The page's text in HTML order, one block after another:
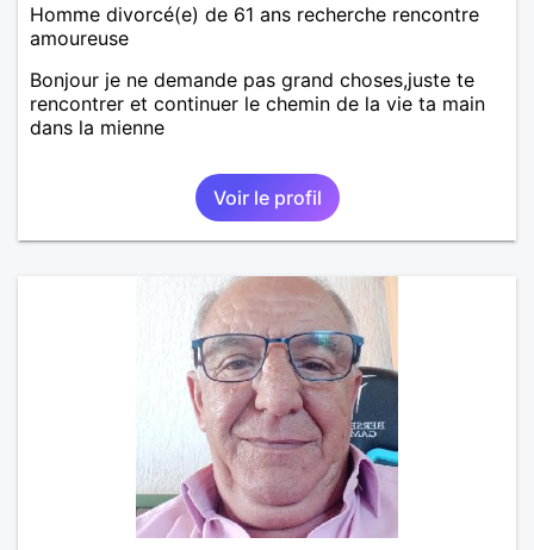
Homme divorcé(e) de 61 ans recherche rencontre
amoureuse
Bonjour je ne demande pas grand choses,juste te
rencontrer et continuer le chemin de la vie ta main
dans la mienne
Voir le profil